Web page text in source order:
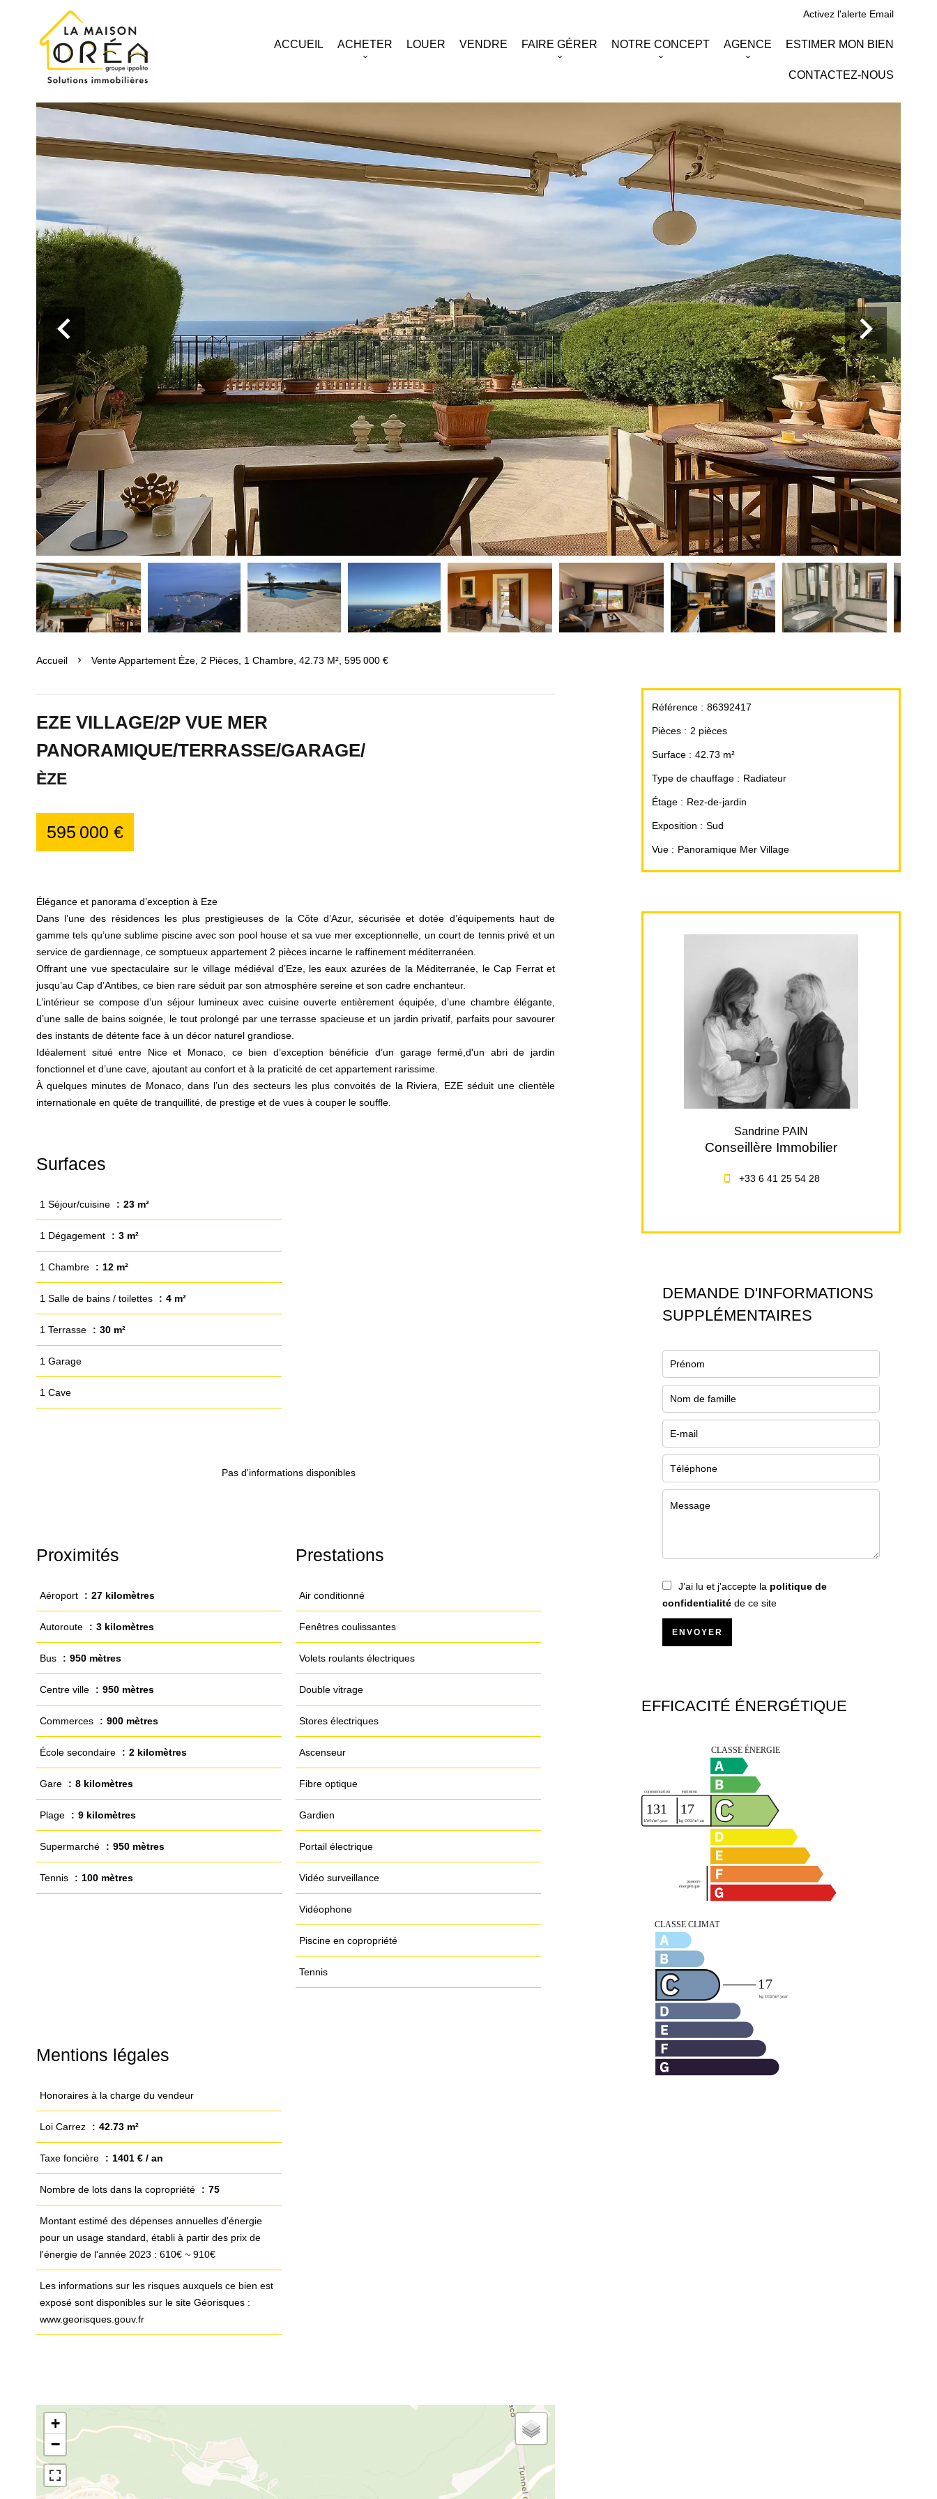
Activez l'alerte Email
ACCUEIL ACHETER LOUER VENDRE FAIRE GÉRER NOTRE CONCEPT AGENCE ESTIMER MON BIEN
CONTACTEZ-NOUS
Accueil Vente Appartement Èze, 2 Pièces, 1 Chambre, 42.73 M², 595 000 €
EZE VILLAGE/2P VUE MER
PANORAMIQUE/TERRASSE/GARAGE/
ÈZE
595 000 €
Élégance et panorama d’exception à Eze
Dans l’une des résidences les plus prestigieuses de la Côte d’Azur, sécurisée et dotée d’équipements haut de
gamme tels qu’une sublime piscine avec son pool house et sa vue mer exceptionnelle, un court de tennis privé et un
service de gardiennage, ce somptueux appartement 2 pièces incarne le raffinement méditerranéen.
Offrant une vue spectaculaire sur le village médiéval d’Eze, les eaux azurées de la Méditerranée, le Cap Ferrat et
jusqu’au Cap d’Antibes, ce bien rare séduit par son atmosphère sereine et son cadre enchanteur.
L’intérieur se compose d’un séjour lumineux avec cuisine ouverte entièrement équipée, d’une chambre élégante,
d’une salle de bains soignée, le tout prolongé par une terrasse spacieuse et un jardin privatif, parfaits pour savourer
des instants de détente face à un décor naturel grandiose.
Idéalement situé entre Nice et Monaco, ce bien d’exception bénéficie d’un garage fermé,d'un abri de jardin
fonctionnel et d’une cave, ajoutant au confort et à la praticité de cet appartement rarissime.
À quelques minutes de Monaco, dans l’un des secteurs les plus convoités de la Riviera, EZE séduit une clientèle
internationale en quête de tranquillité, de prestige et de vues à couper le souffle.
Surfaces
1 Séjour/cuisine 23 m²
1 Dégagement 3 m²
1 Chambre 12 m²
1 Salle de bains / toilettes 4 m²
1 Terrasse 30 m²
1 Garage
1 Cave
Pas d'informations disponibles
Proximités
Aéroport 27 kilomètres
Autoroute 3 kilomètres
Bus 950 mètres
Centre ville 950 mètres
Commerces 900 mètres
École secondaire 2 kilomètres
Gare 8 kilomètres
Plage 9 kilomètres
Supermarché 950 mètres
Tennis 100 mètres
Prestations
Air conditionné
Fenêtres coulissantes
Volets roulants électriques
Double vitrage
Stores électriques
Ascenseur
Fibre optique
Gardien
Portail électrique
Vidéo surveillance
Vidéophone
Piscine en copropriété
Tennis
Mentions légales
Honoraires à la charge du vendeur
Loi Carrez 42.73 m²
Taxe foncière 1401 € / an
Nombre de lots dans la copropriété 75
Montant estimé des dépenses annuelles d'énergie
pour un usage standard, établi à partir des prix de
l'énergie de l'année 2023 : 610€ ~ 910€
Les informations sur les risques auxquels ce bien est
exposé sont disponibles sur le site Géorisques :
www.georisques.gouv.fr
+
−
Référence 86392417
Pièces 2 pièces
Surface 42.73 m²
Type de chauffage Radiateur
Étage Rez-de-jardin
Exposition Sud
Vue Panoramique Mer Village
Sandrine PAIN
Conseillère Immobilier
+33 6 41 25 54 28
DEMANDE D'INFORMATIONS
SUPPLÉMENTAIRES
J’ai lu et j'accepte la politique de
confidentialité de ce site
ENVOYER
EFFICACITÉ ÉNERGÉTIQUE